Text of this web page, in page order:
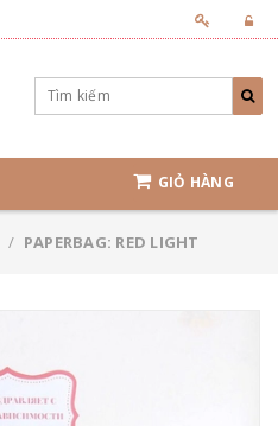
GIỎ HÀNG
/ PAPERBAG: RED LIGHT